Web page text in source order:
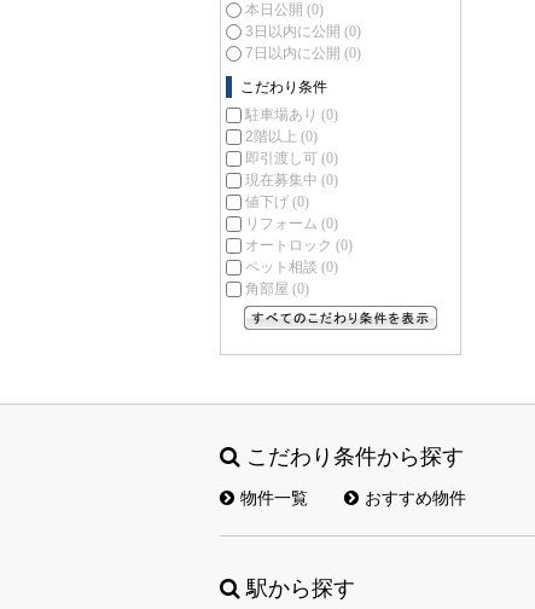
本日公開 (0)
3日以内に公開 (0)
7日以内に公開 (0)
こだわり条件
駐車場あり (0)
2階以上 (0)
即引渡し可 (0)
現在募集中 (0)
値下げ (0)
リフォーム (0)
オートロック (0)
ペット相談 (0)
角部屋 (0)
こだわり条件から探す
物件一覧 おすすめ物件
駅から探す